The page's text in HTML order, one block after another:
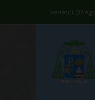
venerdì, 07